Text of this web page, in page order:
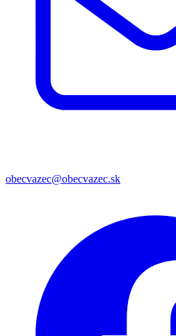
obecvazec@obecvazec.sk